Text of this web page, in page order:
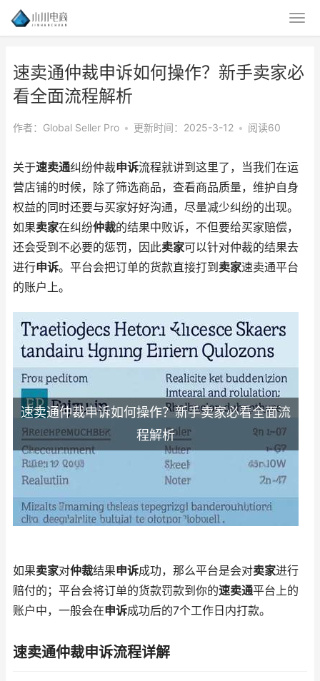
速卖通仲裁申诉如何操作？新手卖家必
看全面流程解析
作者：Global Seller Pro • 更新时间：2025-3-12 • 阅读60
关于速卖通纠纷仲裁申诉流程就讲到这里了，当我们在运
营店铺的时候，除了筛选商品，查看商品质量，维护自身
权益的同时还要与买家好好沟通，尽量减少纠纷的出现。
如果卖家在纠纷仲裁的结果中败诉，不但要给买家赔偿，
还会受到不必要的惩罚，因此卖家可以针对仲裁的结果去
进行申诉。平台会把订单的货款直接打到 卖家速卖通平台
的账户上。
速卖通仲裁申诉如何操作？新手卖家必看全面流
程解析
如果卖家对仲裁结果申诉成功，那么平台是会对卖家进行
赔付的；平台会将订单的货款罚款到你的速卖通平台上的
账户中，一般会在申诉成功后的7个工作日内打款。
速卖通仲裁申诉流程详解